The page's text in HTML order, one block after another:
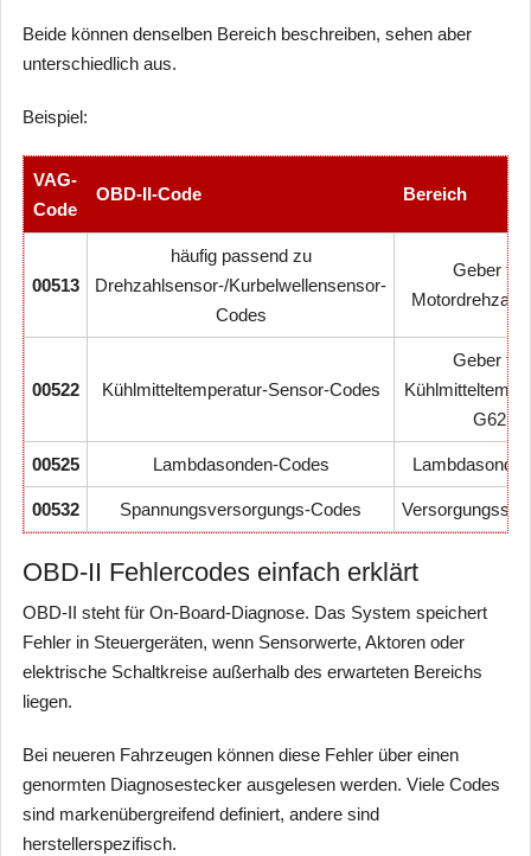
Beide können denselben Bereich beschreiben, sehen aber
unterschiedlich aus.
Beispiel:
VAG-
Code
OBD-II-Code Bereich
00513
häufig passend zu
Drehzahlsensor-/Kurbelwellensensor-
Codes
Geber für
Motordrehzahl
00522 Kühlmitteltemperatur-Sensor-Codes
Geber für
G62
00525 Lambdasonden-Codes Lambdasonde
00532 Spannungsversorgungs-Codes
OBD-II Fehlercodes einfach erklärt
OBD-II steht für On-Board-Diagnose. Das System speichert
Fehler in Steuergeräten, wenn Sensorwerte, Aktoren oder
elektrische Schaltkreise außerhalb des erwarteten Bereichs
liegen.
Bei neueren Fahrzeugen können diese Fehler über einen
genormten Diagnosestecker ausgelesen werden. Viele Codes
sind markenübergreifend definiert, andere sind
herstellerspezifisch.